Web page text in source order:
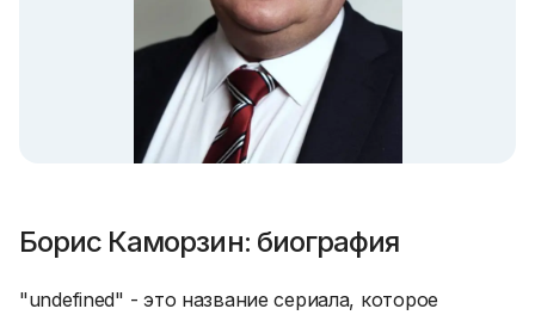
Борис Каморзин: биография
"undefined" - это название сериала, которое